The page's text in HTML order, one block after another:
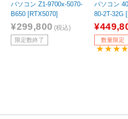
パソコン Z1-9700x-5070-
B650 [RTX5070]
¥299,800 (税込)
限定数終了
パソコン
80-2T-32G
【sof001】
数量限定